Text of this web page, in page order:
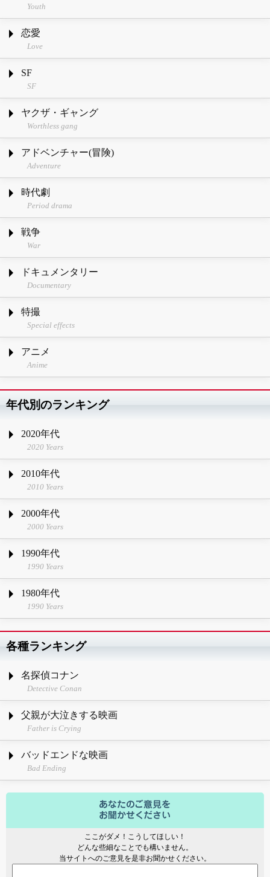
Youth
恋愛
Love
SF
SF
ヤクザ・ギャング
Worthless gang
アドベンチャー(冒険)
Adventure
時代劇
Period drama
戦争
War
ドキュメンタリー
Documentary
特撮
Special effects
アニメ
Anime
年代別のランキング
2020年代
2020 Years
2010年代
2010 Years
2000年代
2000 Years
1990年代
1990 Years
1980年代
1990 Years
各種ランキング
名探偵コナン
Detective Conan
父親が大泣きする映画
Father is Crying
バッドエンドな映画
Bad Ending
ここがダメ！こうしてほしい！
どんな些細なことでも構いません。
当サイトへのご意見を是非お聞かせください。